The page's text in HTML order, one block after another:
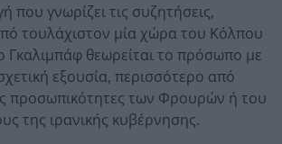
που γνωρίζει τις συζητήσεις,
τουλάχιστον μία χώρα του Κόλπου
Γκαλιμπάφ θεωρείται το πρόσωπο με
εξουσία, περισσότερο από
προσωπικότητες των Φρουρών ή του
της ιρανικής κυβέρνησης.